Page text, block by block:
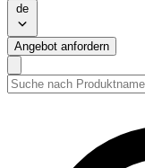
de
Angebot anfordern